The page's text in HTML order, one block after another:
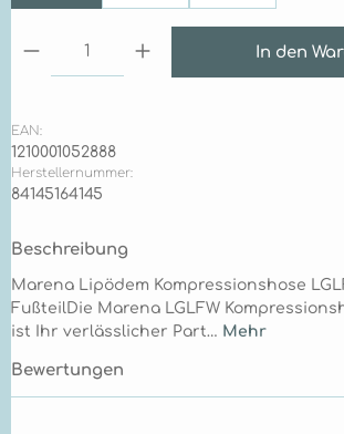
Produkt Anzahl: Gib den
In den
EAN:
1210001052888
Herstellernummer:
84145164145
Beschreibung
Marena Lipödem Kompressionshose
FußteilDie Marena LGLFW
ist Ihr verlässlicher Part… Mehr
Bewertungen